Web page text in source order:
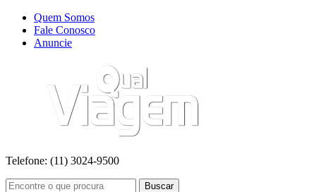
Quem Somos
Fale Conosco
Anuncie
Telefone: (11) 3024-9500
Buscar